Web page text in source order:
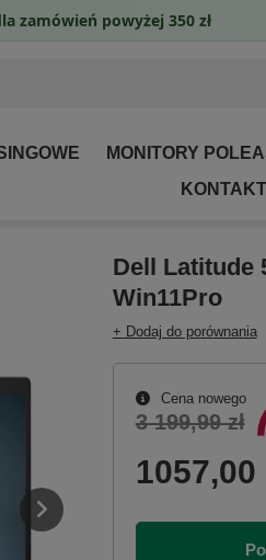
MONITORY
KONTAKT
Dell Latitude
Win11Pro
+ Dodaj do porównania
Cena nowego
3 199,99 zł
1057,00
zamówień powyżej 350 zł